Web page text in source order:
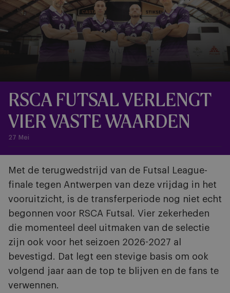
RSCA FUTSAL VERLENGT
VIER VASTE WAARDEN
27 Mei
Met de terugwedstrijd van de Futsal League-
finale tegen Antwerpen van deze vrijdag in het
vooruitzicht, is de transferperiode nog niet echt
begonnen voor RSCA Futsal. Vier zekerheden
die momenteel deel uitmaken van de selectie
zijn ook voor het seizoen 2026-2027 al
bevestigd. Dat legt een stevige basis om ook
volgend jaar aan de top te blijven en de fans te
verwennen.